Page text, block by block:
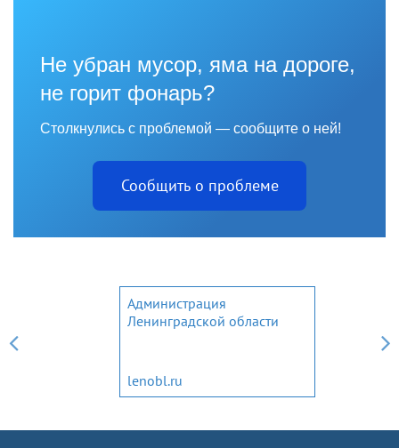
Не убран мусор, яма на дороге,
не горит фонарь?
Столкнулись с проблемой — сообщите о ней!
Сообщить о проблеме
Администрация
Ленинградской области
lenobl.ru